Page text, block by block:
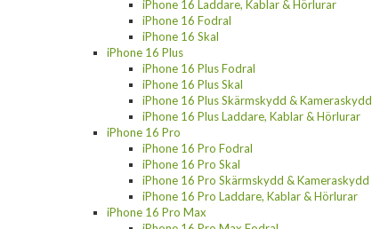
iPhone 16 Laddare, Kablar & Hörlurar
iPhone 16 Fodral
iPhone 16 Skal
iPhone 16 Plus
iPhone 16 Plus Fodral
iPhone 16 Plus Skal
iPhone 16 Plus Skärmskydd & Kameraskydd
iPhone 16 Plus Laddare, Kablar & Hörlurar
iPhone 16 Pro
iPhone 16 Pro Fodral
iPhone 16 Pro Skal
iPhone 16 Pro Skärmskydd & Kameraskydd
iPhone 16 Pro Laddare, Kablar & Hörlurar
iPhone 16 Pro Max